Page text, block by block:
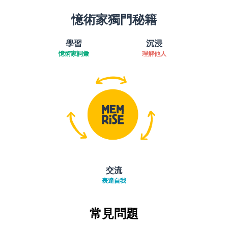
憶術家獨門秘籍
學習
憶術家詞彙
沉浸
理解他人
交流
表達自我
常見問題